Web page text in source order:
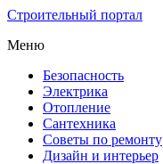
Строительный портал
Меню
Безопасность
Электрика
Отопление
Сантехника
Советы по ремонту
Дизайн и интерьер